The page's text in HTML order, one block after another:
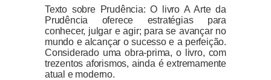
Texto sobre Prudência: O livro A Arte da
Prudência oferece estratégias para
conhecer, julgar e agir; para se avançar no
mundo e alcançar o sucesso e a perfeição.
Considerado uma obra-prima, o livro, com
trezentos aforismos, ainda é extremamente
atual e moderno.